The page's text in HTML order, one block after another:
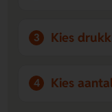
3 Kies
4 Kies aantal